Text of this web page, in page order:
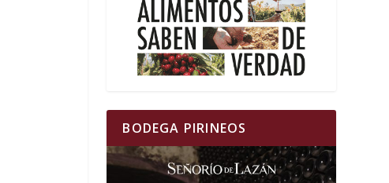
BODEGA PIRINEOS